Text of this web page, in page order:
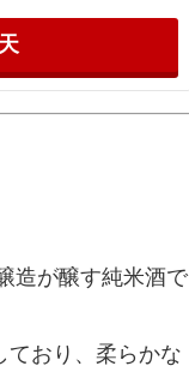
造が醸す純米酒で
ており、柔らかな